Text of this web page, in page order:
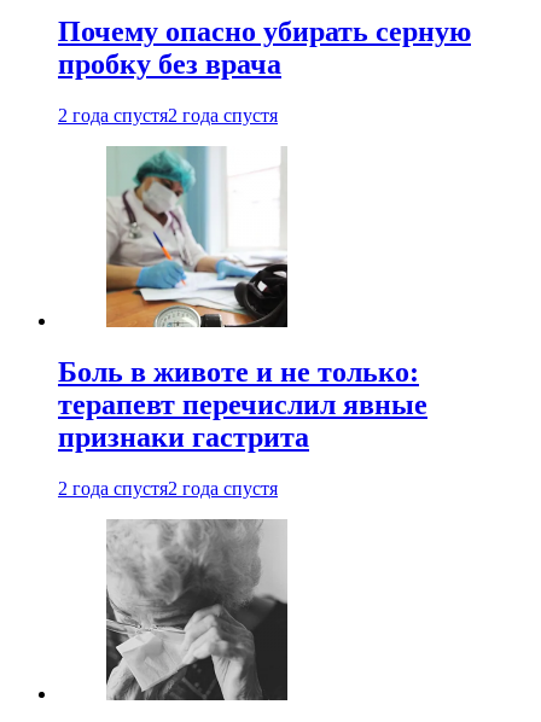
Почему опасно убирать серную
пробку без врача
2 года спустя2 года спустя
Боль в животе и не только:
терапевт перечислил явные
признаки гастрита
2 года спустя2 года спустя